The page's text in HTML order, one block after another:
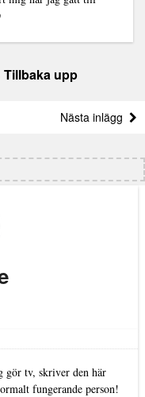
Tillbaka upp
Nästa inlägg
gör tv, skriver den här
fungerande person!